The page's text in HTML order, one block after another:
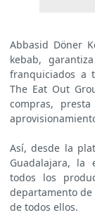
Abbasid Döner
kebab,
franquiciados a
The Eat Out
compras,
Así, desde la
Guadalajara, la
todos los
departamento
de todos ellos.